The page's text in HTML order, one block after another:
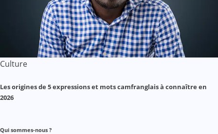
Culture
Les origines de 5 expressions et mots camfranglais à connaître en
2026
Qui sommes-nous ?